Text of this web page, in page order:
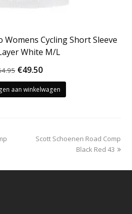
Cycling Short Sleeve
White M/L
Oorspronkelijke
prijs
was:
€49.50Huidige
prijs
is:
aan winkelwagen
next
Scott Schoenen Road Comp
Black Red 43